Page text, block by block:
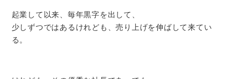
起業して以来、毎年黒字を出して、
少しずつではあるけれども、売り上げを伸ばして来てい
る。